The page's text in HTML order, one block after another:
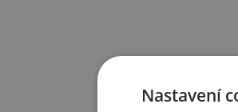
Počet dávek v balení:
Ještě
Nastavení